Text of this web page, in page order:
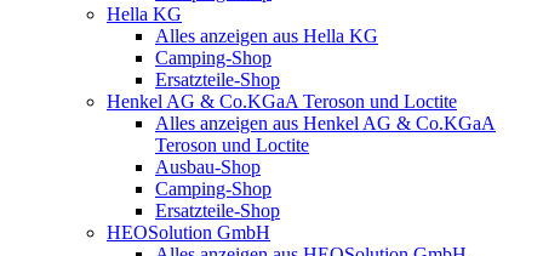
Hella KG
Alles anzeigen aus Hella KG
Camping-Shop
Ersatzteile-Shop
Henkel AG & Co.KGaA Teroson und Loctite
Alles anzeigen aus Henkel AG & Co.KGaA
Teroson und Loctite
Ausbau-Shop
Camping-Shop
Ersatzteile-Shop
HEOSolution GmbH